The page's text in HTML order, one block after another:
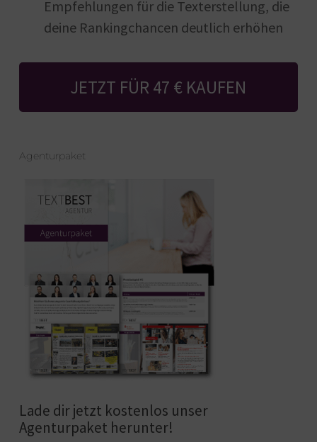
Empfehlungen für die Texterstellung, die
deine Rankingchancen deutlich erhöhen
JETZT FÜR 47 € KAUFEN
Agenturpaket
Lade dir jetzt kostenlos unser
Agenturpaket herunter!